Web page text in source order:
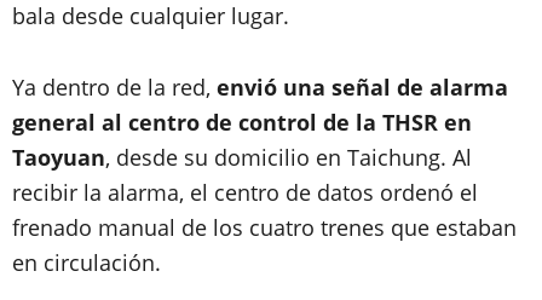
bala desde cualquier lugar.
Ya dentro de la red, envió una señal de alarma
general al centro de control de la THSR en
Taoyuan, desde su domicilio en Taichung. Al
recibir la alarma, el centro de datos ordenó el
frenado manual de los cuatro trenes que estaban
en circulación.